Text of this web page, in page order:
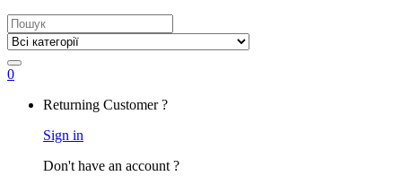
Search
for:
0
Returning Customer ?
Sign in
Don't have an account ?